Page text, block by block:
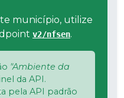
município, utilize
v2/nfsen.
"Ambiente da
da API.
pela API padrão